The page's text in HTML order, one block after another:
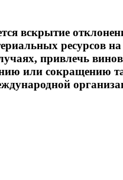
вскрытие
ресурсов
привлечь
или сокращению